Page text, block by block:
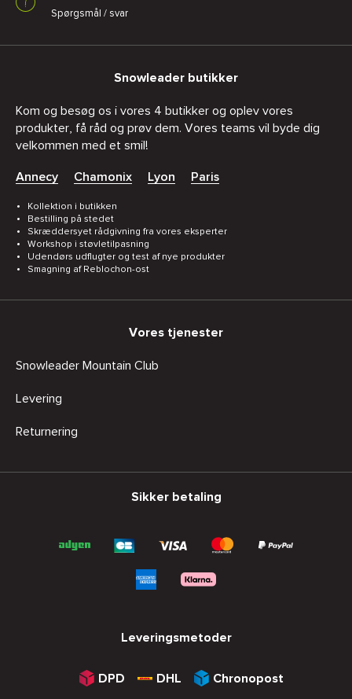
Spørgsmål / svar
Snowleader butikker
Kom og besøg os i vores 4 butikker og oplev vores
produkter, få råd og prøv dem. Vores teams vil byde dig
velkommen med et smil!
Annecy Chamonix Lyon Paris
Kollektion i butikken
Bestilling på stedet
Skræddersyet rådgivning fra vores eksperter
Workshop i støvletilpasning
Udendørs udflugter og test af nye produkter
Smagning af Reblochon-ost
Vores tjenester
Snowleader Mountain Club
Levering
Returnering
Sikker betaling
Leveringsmetoder
DPD DHL Chronopost